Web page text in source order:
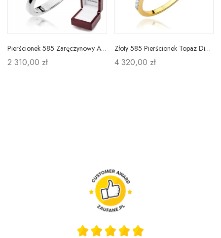
Pierścionek 585 Zaręczynowy Ametyst Białe Złoto
2 310,00 zł
Złoty 585 Pierścionek Topaz Diamenty Grawer
4 320,00 zł